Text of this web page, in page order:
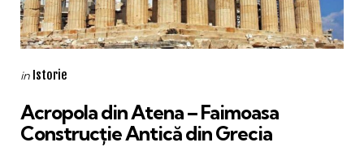
Categories
Posted
in Istorie
Acropola din Atena – Faimoasa
Construcţie Antică din Grecia